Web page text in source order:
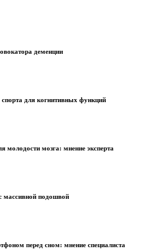
деменции
спорта для когнитивных функций
молодости мозга: мнение эксперта
массивной подошвой
перед сном: мнение специалиста